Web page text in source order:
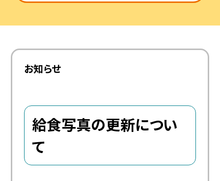
お知らせ
給食写真の更新につい
て